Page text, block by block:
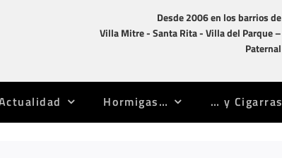
Desde 2006 en los barrios de
Villa Mitre -­ Santa Rita -­ Villa del Parque –
Paternal
Hormigas… … y Cigarras